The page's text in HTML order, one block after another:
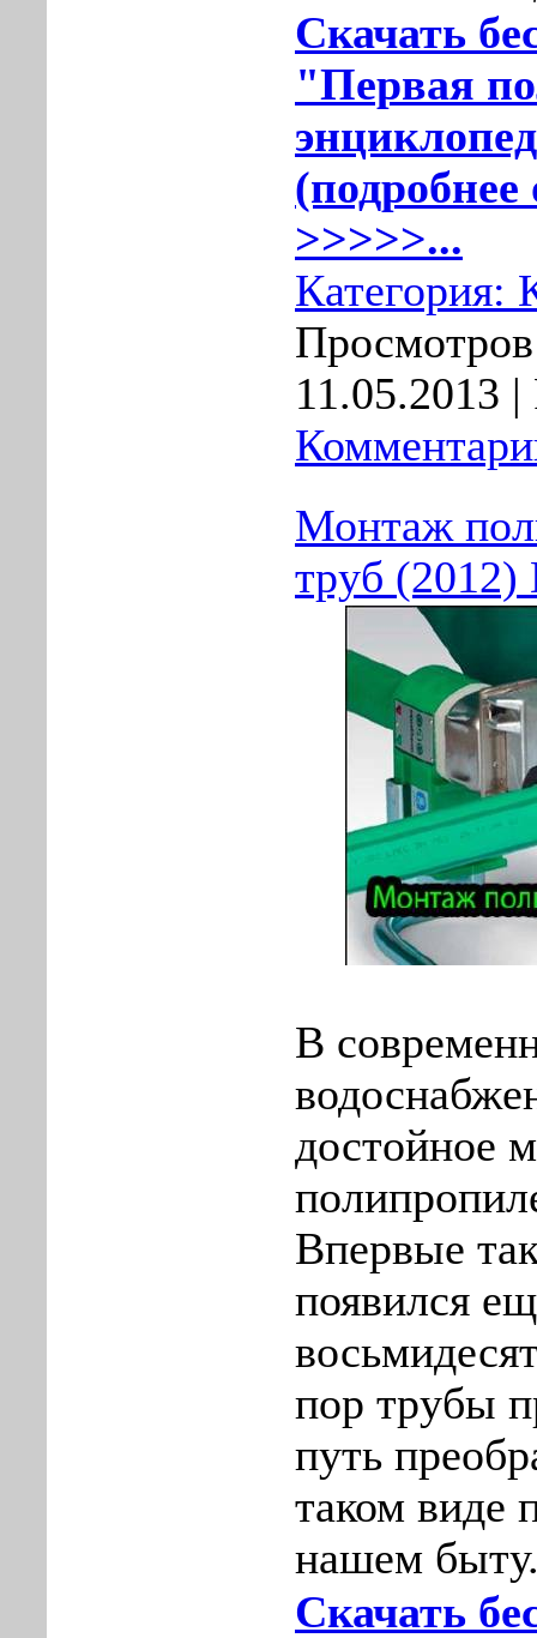
Скачать
"Первая
(подробнее
>>>>>...
Категория:
11.05.2013 |
Монтаж
труб
В
достойное
Впервые
появился
пор трубы
путь
таком виде
нашем
Скачать